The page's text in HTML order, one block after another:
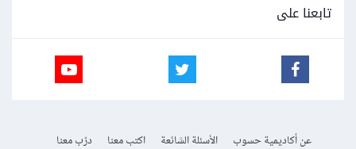
تابعنا على
عن أكاديمية حسوب الأسئلة الشائعة اكتب معنا
درّب معنا